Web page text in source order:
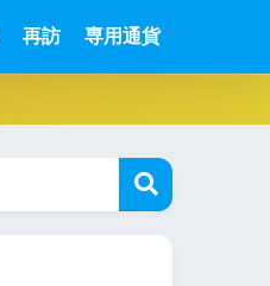
再訪 専用通貨